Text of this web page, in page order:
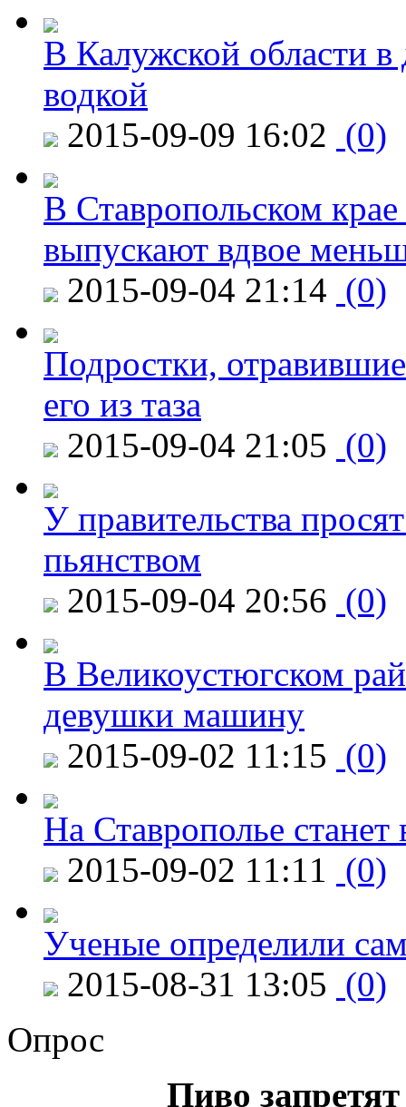
В Калужской области в
водкой
2015-09-09 16:02 (0)
В Ставропольском
выпускают вдвое
2015-09-04 21:14 (0)
Подростки,
его из таза
2015-09-04 21:05 (0)
У правительства
пьянством
2015-09-04 20:56 (0)
В Великоустюгском
девушки машину
2015-09-02 11:15 (0)
На Ставрополье
2015-09-02 11:11 (0)
Ученые определили
2015-08-31 13:05 (0)
Опрос
Пиво